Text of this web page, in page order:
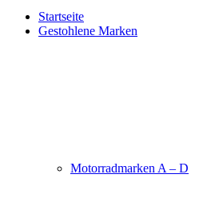
Startseite
Gestohlene Marken
Motorradmarken A – D